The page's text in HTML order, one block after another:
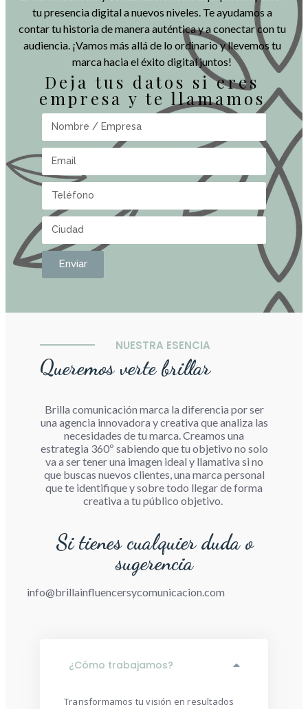
tu presencia digital a nuevos niveles. Te ayudamos a
contar tu historia de manera auténtica y a conectar con tu
audiencia. ¡Vamos más allá de lo ordinario y llevemos tu
marca hacia el éxito digital juntos!
Deja tus datos si eres
empresa y te llamamos
Enviar
NUESTRA ESENCIA
Queremos verte brillar
Brilla comunicación marca la diferencia por ser
una agencia innovadora y creativa que analiza las
necesidades de tu marca. Creamos una
estrategia 360º sabiendo que tu objetivo no solo
va a ser tener una imagen ideal y llamativa si no
que buscas nuevos clientes, una marca personal
que te identifique y sobre todo llegar de forma
creativa a tu público objetivo.
Si tienes cualquier duda o
sugerencia
info@brillainfluencersycomunicacion.com
¿Cómo trabajamos?
Transformamos tu visión en resultados